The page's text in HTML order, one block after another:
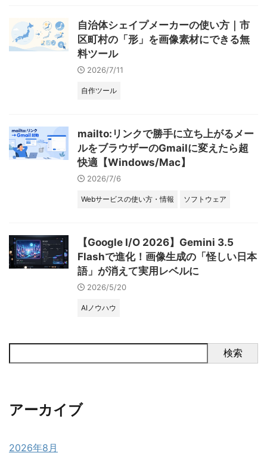
自治体シェイプメーカーの使い方｜市
区町村の「形」を画像素材にできる無
料ツール
2026/7/11
自作ツール
mailto:リンクで勝手に立ち上がるメー
ルをブラウザーのGmailに変えたら超
快適【Windows/Mac】
2026/7/6
Webサービスの使い方・情報 ソフトウェア
【Google I/O 2026】Gemini 3.5
Flashで進化！画像生成の「怪しい日本
語」が消えて実用レベルに
2026/5/20
AIノウハウ
検索
アーカイブ
2026年8月